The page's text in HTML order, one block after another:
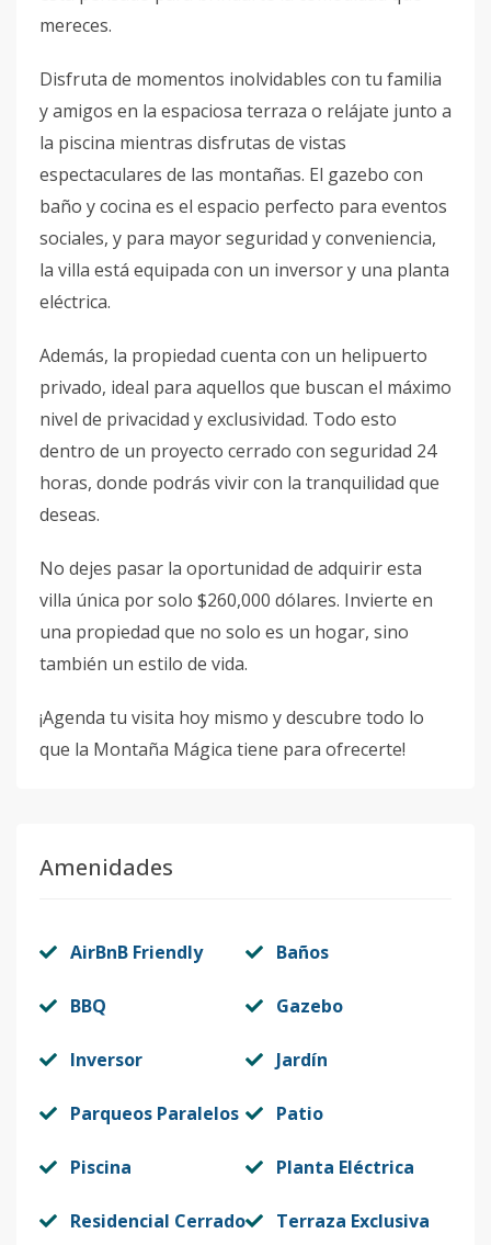
mereces.
Disfruta de momentos inolvidables con tu familia
y amigos en la espaciosa terraza o relájate junto a
la piscina mientras disfrutas de vistas
espectaculares de las montañas. El gazebo con
baño y cocina es el espacio perfecto para eventos
sociales, y para mayor seguridad y conveniencia,
la villa está equipada con un inversor y una planta
eléctrica.
Además, la propiedad cuenta con un helipuerto
privado, ideal para aquellos que buscan el máximo
nivel de privacidad y exclusividad. Todo esto
dentro de un proyecto cerrado con seguridad 24
horas, donde podrás vivir con la tranquilidad que
deseas.
No dejes pasar la oportunidad de adquirir esta
villa única por solo $260,000 dólares. Invierte en
una propiedad que no solo es un hogar, sino
también un estilo de vida.
¡Agenda tu visita hoy mismo y descubre todo lo
que la Montaña Mágica tiene para ofrecerte!
Amenidades
AirBnB Friendly Baños
BBQ Gazebo
Inversor Jardín
Parqueos Paralelos Patio
Piscina Planta Eléctrica
Residencial Cerrado Terraza Exclusiva